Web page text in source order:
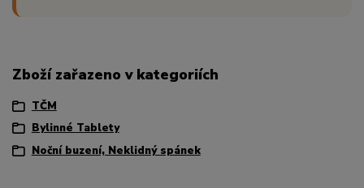
Zboží zařazeno v kategoriích
TČM
Bylinné Tablety
Noční buzení, Neklidný spánek